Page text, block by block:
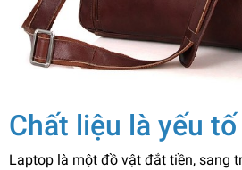
Chất liệu là yếu
Laptop là một đồ vật đắt tiền, sang